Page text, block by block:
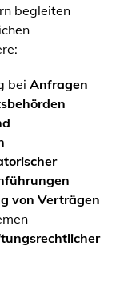
begleiten
bei Anfragen
von Verträgen